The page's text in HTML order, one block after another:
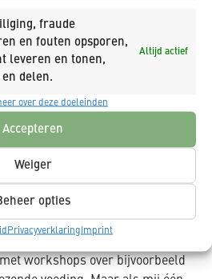
fraude
en fouten opsporen,
leveren en tonen,
en delen.
Altijd actief
over deze doeleinden
Accepteren
Weiger
opties
Privacyverklaring Imprint
van ons bedrijf.’
de afgelopen tien
Door de prefabbouw wordt er
van getimmerd en gesjouwd op
collega’s door lichter werk
Wat we zelf doen is het
gereduceerd tarief, deelname
wieler- en sportkleding met flinke
workshops over bijvoorbeeld